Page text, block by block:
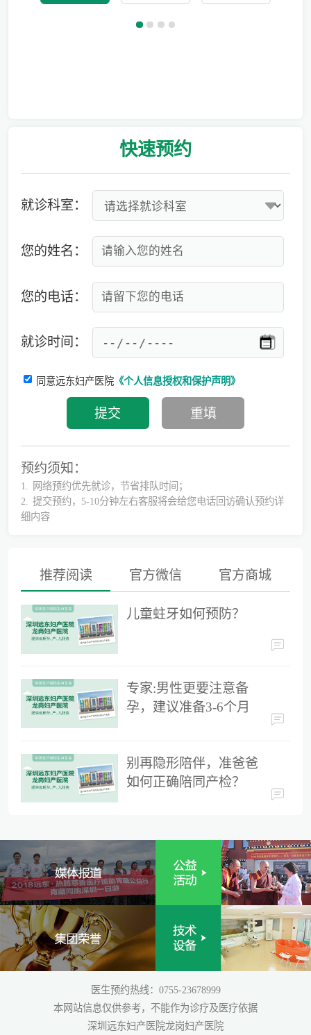
爱有光，愈未来！深圳远东龙岗妇产医院儿童康复专科正式启航！
儿童蛀牙如何预防？
专家:男性更要注意备孕，建议准备3-6个月时间
快速预约
就诊科室：
您的姓名：
您的电话：
就诊时间：
同意远东妇产医院《个人信息授权和保护声明》
预约须知：
1.
网络预约优先就诊，节省排队时间；
2.
提交预约，5-10分钟左右客服将会给您电话回访确认预约详
细内容
推荐阅读 官方微信 官方商城
儿童蛀牙如何预防？
专家:男性更要注意备
孕，建议准备3-6个月
别再隐形陪伴，准爸爸
如何正确陪同产检？
医生预约热线：0755-23678999
本网站信息仅供参考，不能作为诊疗及医疗依据
深圳远东妇产医院龙岗妇产医院